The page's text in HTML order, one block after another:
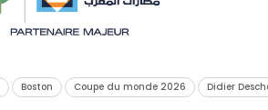
Boston Coupe du monde 2026 Didier